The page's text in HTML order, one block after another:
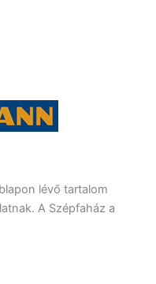
lévő tartalom
A Szépfaház a